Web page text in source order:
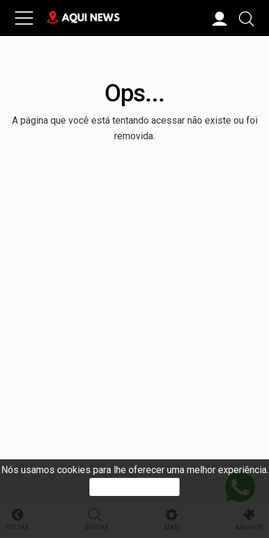
Nós usamos cookies para lhe oferecer uma melhor experiência.
Ops...
A página que você está tentando acessar não existe ou foi
removida.
VOLTAR BUSCAR MAIS ANUNCIE